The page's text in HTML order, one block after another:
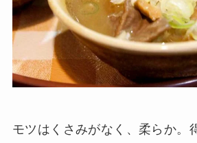
モツはくさみがなく、柔らか。